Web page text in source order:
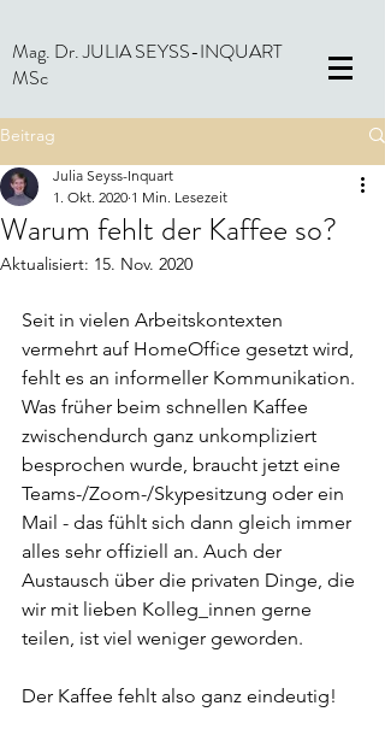
Mag. Dr. JULIA SEYSS-INQUART
MSc
Beitrag
Warum fehlt der Kaffee so?
Julia Seyss-Inquart
1. Okt. 2020 1 Min. Lesezeit
Aktualisiert: 15. Nov. 2020
Seit in vielen Arbeitskontexten
vermehrt auf HomeOffice gesetzt wird,
fehlt es an informeller Kommunikation.
Was früher beim schnellen Kaffee
zwischendurch ganz unkompliziert
besprochen wurde, braucht jetzt eine
Teams-/Zoom-/Skypesitzung oder ein
Mail - das fühlt sich dann gleich immer
alles sehr offiziell an. Auch der
Austausch über die privaten Dinge, die
wir mit lieben Kolleg_innen gerne
teilen, ist viel weniger geworden.
Der Kaffee fehlt also ganz eindeutig!